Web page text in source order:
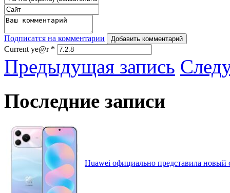
Подписатся на комментарии Добавить комментарий
Current ye@r *
Предыдущая запись
Последние записи
Huawei официально представила